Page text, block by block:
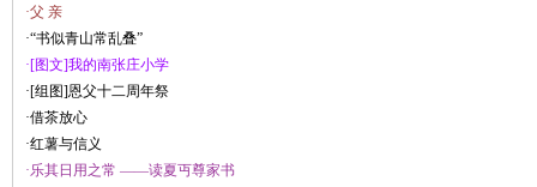
·父 亲
·“书似青山常乱叠”
·[图文]我的南张庄小学
·[组图]恩父十二周年祭
·借茶放心
·红薯与信义
·乐其日用之常 ——读夏丏尊家书